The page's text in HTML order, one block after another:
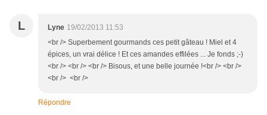
L Lyne 19/02/2013 11:53
<br /> Superbement gourmands ces petit gâteau ! Miel et 4
épices, un vrai délice ! Et ces amandes effilées ... Je fonds ;-)
<br /> <br /> <br /> Bisous, et une belle journée !<br /> <br />
<br /> <br />
Répondre